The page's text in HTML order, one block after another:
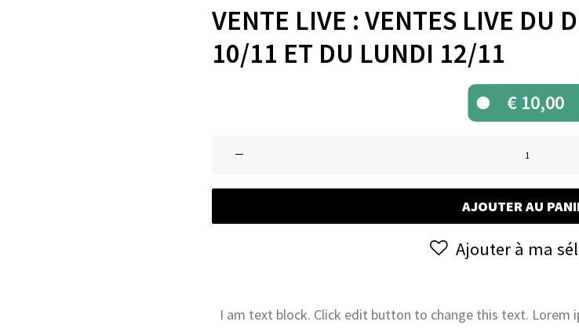
VENTE LIVE : VENTES LIVE DU
10/11 ET DU LUNDI 12/11
€10,00
Vente
live
:
Ventes
Dimanche
AJOUTER AU
Ajouter à ma
I am text block. Click edit button to change this text. Lorem